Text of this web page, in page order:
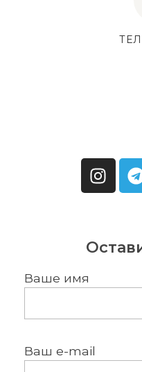
Ваше имя
Ваш e-mail